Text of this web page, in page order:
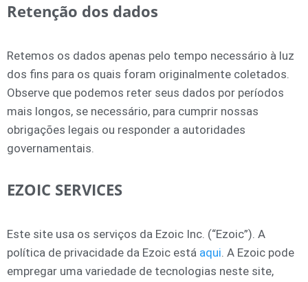
Retenção dos dados
Retemos os dados apenas pelo tempo necessário à luz
dos fins para os quais foram originalmente coletados.
Observe que podemos reter seus dados por períodos
mais longos, se necessário, para cumprir nossas
obrigações legais ou responder a autoridades
governamentais.
EZOIC SERVICES
Este site usa os serviços da Ezoic Inc. (“Ezoic”). A
política de privacidade da Ezoic está aqui. A Ezoic pode
empregar uma variedade de tecnologias neste site,